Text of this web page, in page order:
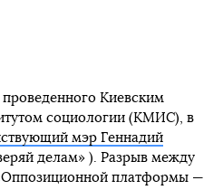
Киевским
социологии (КМИС), в
мэр Геннадий
делам» ). Разрыв между
платформы —